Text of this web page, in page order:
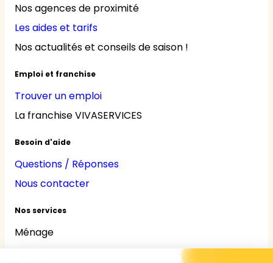
Nos agences de proximité
Les aides et tarifs
Nos actualités et conseils de saison !
Emploi et franchise
Trouver un emploi
La franchise VIVASERVICES
Besoin d'aide
Questions / Réponses
Nous contacter
Nos services
Ménage